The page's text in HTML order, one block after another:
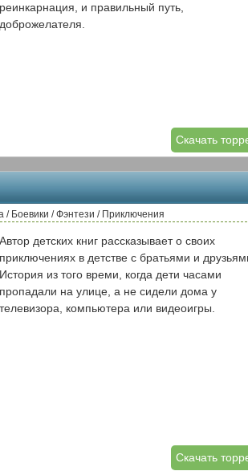
реинкарнация, и правильный путь,
доброжелателя.
Скачать
/ Боевики / Фэнтези / Приключения
Автор детских книг рассказывает о своих
приключениях в детстве с братьями и
История из того времи, когда дети часами
пропадали на улице, а не сидели дома у
телевизора, компьютера или видеоигры.
Скачать